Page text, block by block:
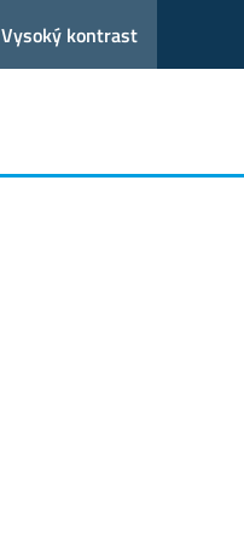
Vysoký kontrast